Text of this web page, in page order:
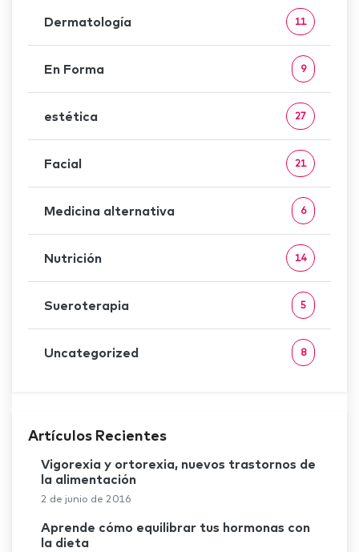
Dermatología 11
En Forma 9
estética 27
Facial 21
Medicina alternativa 6
Nutrición 14
Sueroterapia 5
Uncategorized 8
Artículos Recientes
Vigorexia y ortorexia, nuevos trastornos de
la alimentación
2 de junio de 2016
Aprende cómo equilibrar tus hormonas con
la dieta